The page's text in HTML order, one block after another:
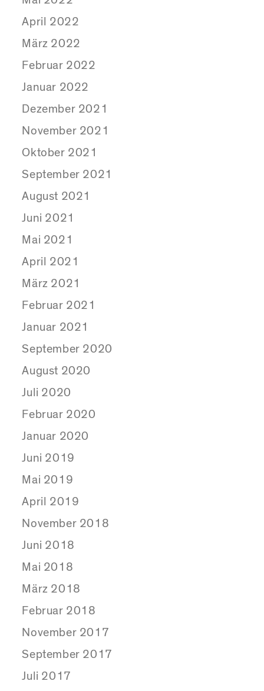
April 2022
März 2022
Februar 2022
Januar 2022
Dezember 2021
November 2021
Oktober 2021
September 2021
August 2021
Juni 2021
Mai 2021
April 2021
März 2021
Februar 2021
Januar 2021
September 2020
August 2020
Juli 2020
Februar 2020
Januar 2020
Juni 2019
Mai 2019
April 2019
November 2018
Juni 2018
Mai 2018
März 2018
Februar 2018
November 2017
September 2017
Juli 2017